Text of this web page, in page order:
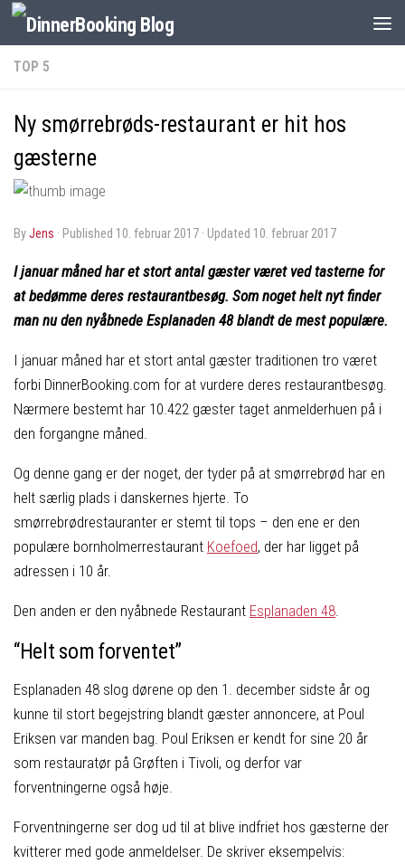
TOP 5
Ny smørrebrøds-restaurant er hit hos
gæsterne
byJens · Published 10. februar 2017 · Updated 10. februar 2017
I januar måned har et stort antal gæster været ved tasterne for
at bedømme deres restaurantbesøg. Som noget helt nyt finder
man nu den nyåbnede Esplanaden 48 blandt de mest populære.
I januar måned har et stort antal gæster traditionen tro været
forbi DinnerBooking.com for at vurdere deres restaurantbesøg.
Nærmere bestemt har 10.422 gæster taget anmelderhuen på i
den forgangne måned.
Og denne gang er der noget, der tyder på at smørrebrød har en
helt særlig plads i danskernes hjerte. To
smørrebrødrestauranter er stemt til tops – den ene er den
populære bornholmerrestaurant Koefoed, der har ligget på
adressen i 10 år.
Den anden er den nyåbnede Restaurant Esplanaden 48
“Helt som forventet”
Esplanaden 48 slog dørene op den 1. december sidste år og
kunne til stort begejstring blandt gæster annoncere, at Poul
Eriksen var manden bag. Poul Eriksen er kendt for sine 20 år
som restauratør på Grøften i Tivoli, og derfor var
forventningerne også høje.
Forventningerne ser dog ud til at blive indfriet hos gæsterne der
kvitterer med gode anmeldelser. De skriver eksempelvis: